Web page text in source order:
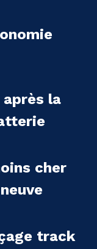
la
cher
track